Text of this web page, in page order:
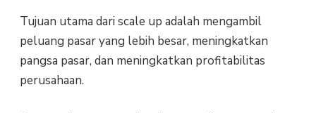
Tujuan utama dari scale up adalah mengambil
peluang pasar yang lebih besar, meningkatkan
pangsa pasar, dan meningkatkan profitabilitas
perusahaan.